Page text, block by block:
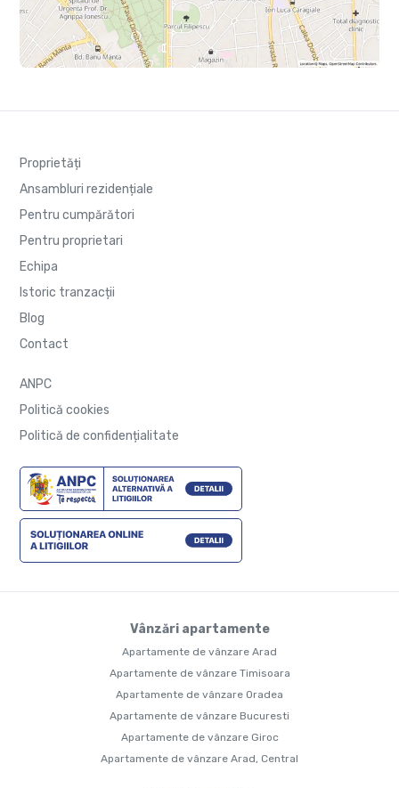
Proprietăți
Ansambluri rezidențiale
Pentru cumpărători
Pentru proprietari
Echipa
Istoric tranzacții
Blog
Contact
ANPC
Politică cookies
Politică de confidențialitate
Vânzări apartamente
Apartamente de vânzare Arad
Apartamente de vânzare Timisoara
Apartamente de vânzare Oradea
Apartamente de vânzare Bucuresti
Apartamente de vânzare Giroc
Apartamente de vânzare Arad, Central